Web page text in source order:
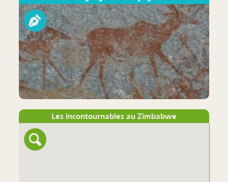
©
Les incontournables au Zimbabwe